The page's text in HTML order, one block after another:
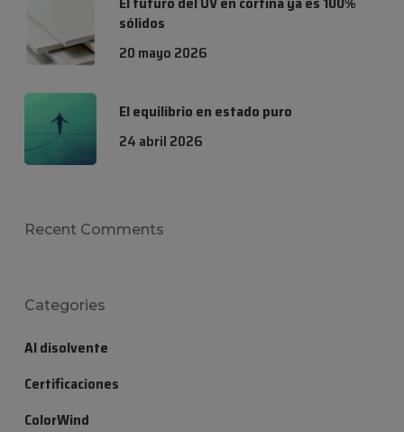
sólidos
20 mayo 2026
El equilibrio en estado puro
24 abril 2026
Recent Comments
Categories
Al disolvente
Certificaciones
ColorWind